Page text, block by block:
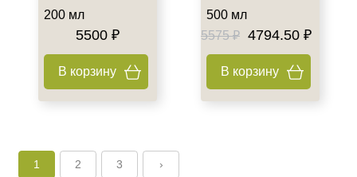
200 мл
5500 ₽
В корзину
500 мл
5575 ₽ 4794.50 ₽
В корзину
1 2 3 ›
Не показывать предложение о консультации
+7 (495) 640-58-89
+7 (929) 933-09-89